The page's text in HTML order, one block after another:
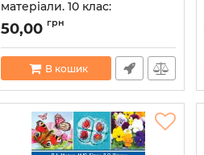
матеріали. 10 клас:
Самостійні і контрольні
роботи. Тесто...
Артикул: 9789666927616
50,00 грн
В кошик